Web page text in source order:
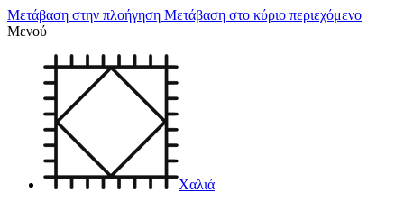
Μετάβαση στην πλοήγηση Μετάβαση στο κύριο περιεχόμενο
Μενού
Χαλιά